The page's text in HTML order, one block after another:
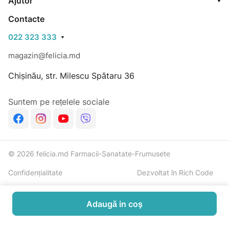
Aspecton Picături Tuse trebuie administrat dacă există
respirație dificilă) la persoanele sensibilizate.
Contacte
022 323 333
magazin@felicia.md
Chișinău, str. Milescu Spătaru 36
Suntem pe rețelele sociale
© 2026 felicia.md Farmacii-Sanatate-Frumusete
Confidențialitate Dezvoltat în Rich Code
Adaugă in coş